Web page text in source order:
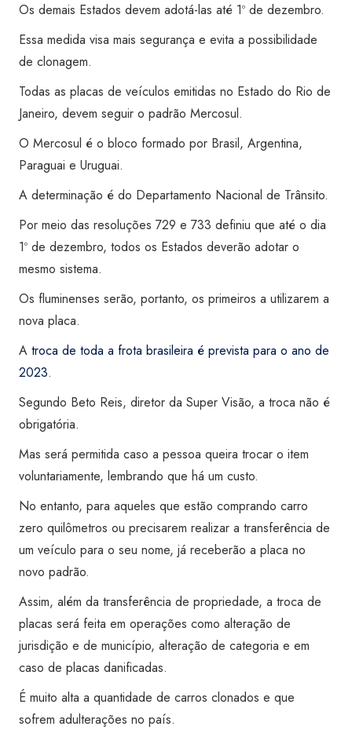
Os demais Estados devem adotá-las até 1º de dezembro.
Essa medida visa mais segurança e evita a possibilidade
de clonagem.
Todas as placas de veículos emitidas no Estado do Rio de
Janeiro, devem seguir o padrão Mercosul.
O Mercosul é o bloco formado por Brasil, Argentina,
Paraguai e Uruguai.
A determinação é do Departamento Nacional de Trânsito.
Por meio das resoluções 729 e 733 definiu que até o dia
1º de dezembro, todos os Estados deverão adotar o
mesmo sistema.
Os fluminenses serão, portanto, os primeiros a utilizarem a
nova placa.
A troca de toda a frota brasileira é prevista para o ano de
2023.
Segundo Beto Reis, diretor da Super Visão, a troca não é
obrigatória.
Mas será permitida caso a pessoa queira trocar o item
voluntariamente, lembrando que há um custo.
No entanto, para aqueles que estão comprando carro
zero quilômetros ou precisarem realizar a transferência de
um veículo para o seu nome, já receberão a placa no
novo padrão.
Assim, além da transferência de propriedade, a troca de
placas será feita em operações como alteração de
jurisdição e de município, alteração de categoria e em
caso de placas danificadas.
É muito alta a quantidade de carros clonados e que
sofrem adulterações no país.